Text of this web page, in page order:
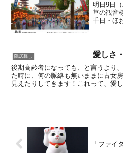
明日9日
草の観音
千日・ほ
昔から好
隠居暮し 愛しさ
後期高齢者になっても、と言うより
た時に、何の脈絡も無いままに古女
見えたりしてきます！これって、愛
「ファイ